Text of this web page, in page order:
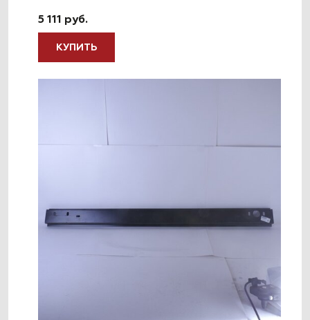
5 111 руб.
КУПИТЬ